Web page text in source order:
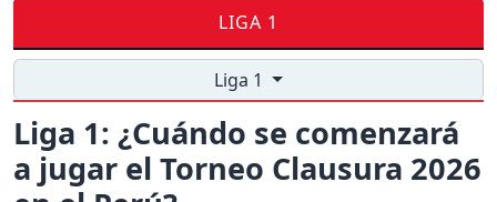
LIGA 1
Liga 1
Liga 1: ¿Cuándo se comenzará
a jugar el Torneo Clausura 2026